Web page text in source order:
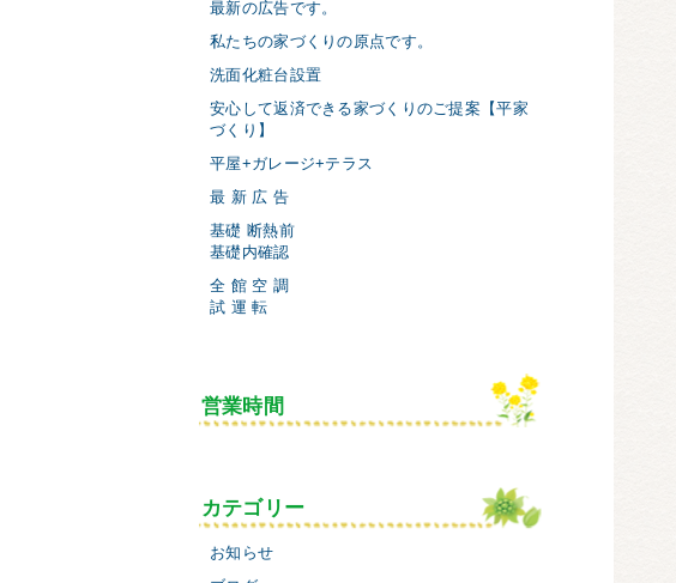
最新の広告です。
私たちの家づくりの原点です。
洗面化粧台設置
安心して返済できる家づくりのご提案【平家
づくり】
平屋+ガレージ+テラス
最 新 広 告
基礎 断熱前
基礎内確認
全 館 空 調
試 運 転
営業時間
カテゴリー
お知らせ